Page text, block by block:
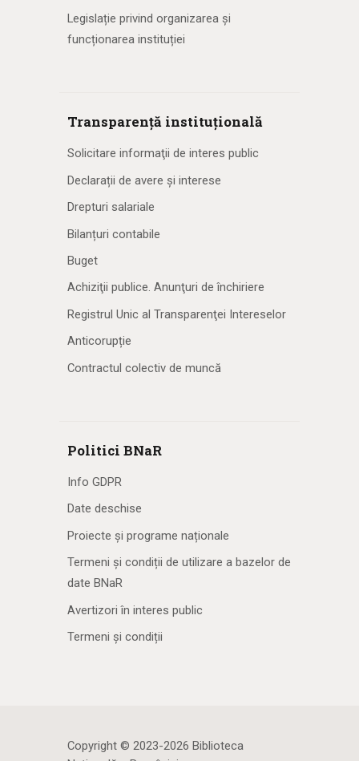
Legislație privind organizarea și
funcționarea instituției
Transparență instituțională
Solicitare informaţii de interes public
Declarații de avere și interese
Drepturi salariale
Bilanțuri contabile
Buget
Achiziţii publice. Anunţuri de închiriere
Registrul Unic al Transparenţei Intereselor
Anticorupție
Contractul colectiv de muncă
Politici BNaR
Info GDPR
Date deschise
Proiecte și programe naționale
Termeni și condiții de utilizare a bazelor de
date BNaR
Avertizori în interes public
Termeni și condiții
Copyright © 2023-2026 Biblioteca